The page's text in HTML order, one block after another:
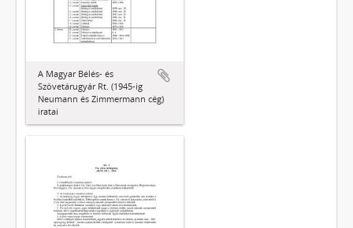
A Magyar Bélés- és
Szövetárugyár Rt. (1945-ig
Neumann és Zimmermann cég)
iratai